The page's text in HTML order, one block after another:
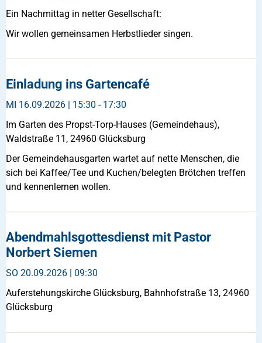
Ein Nachmittag in netter Gesellschaft:
Wir wollen gemeinsamen Herbstlieder singen.
Einladung ins Gartencafé
MI 16.09.2026 | 15:30 - 17:30
Im Garten des Propst-Torp-Hauses (Gemeindehaus),
Waldstraße 11, 24960 Glücksburg
Der Gemeindehausgarten wartet auf nette Menschen, die
sich bei Kaffee/Tee und Kuchen/belegten Brötchen treffen
und kennenlernen wollen.
Abendmahlsgottesdienst mit Pastor
Norbert Siemen
SO 20.09.2026 | 09:30
Auferstehungskirche Glücksburg, Bahnhofstraße 13, 24960
Glücksburg